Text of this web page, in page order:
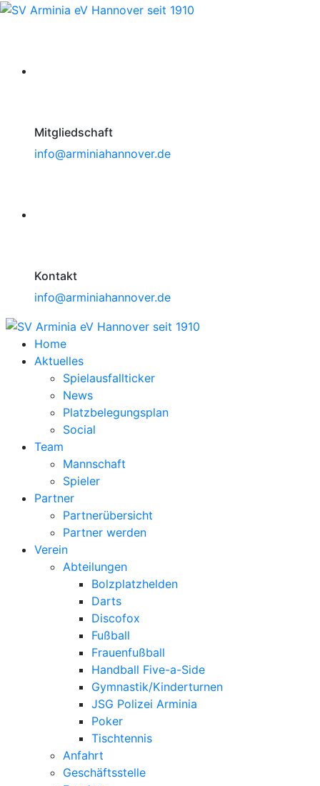
Mitgliedschaft
info@arminiahannover.de
Kontakt
info@arminiahannover.de
Home
Aktuelles
Spielausfallticker
News
Platzbelegungsplan
Social
Team
Mannschaft
Spieler
Partner
Partnerübersicht
Partner werden
Verein
Abteilungen
Bolzplatzhelden
Darts
Discofox
Fußball
Frauenfußball
Handball Five-a-Side
Gymnastik/Kinderturnen
JSG Polizei Arminia
Poker
Tischtennis
Anfahrt
Geschäftsstelle